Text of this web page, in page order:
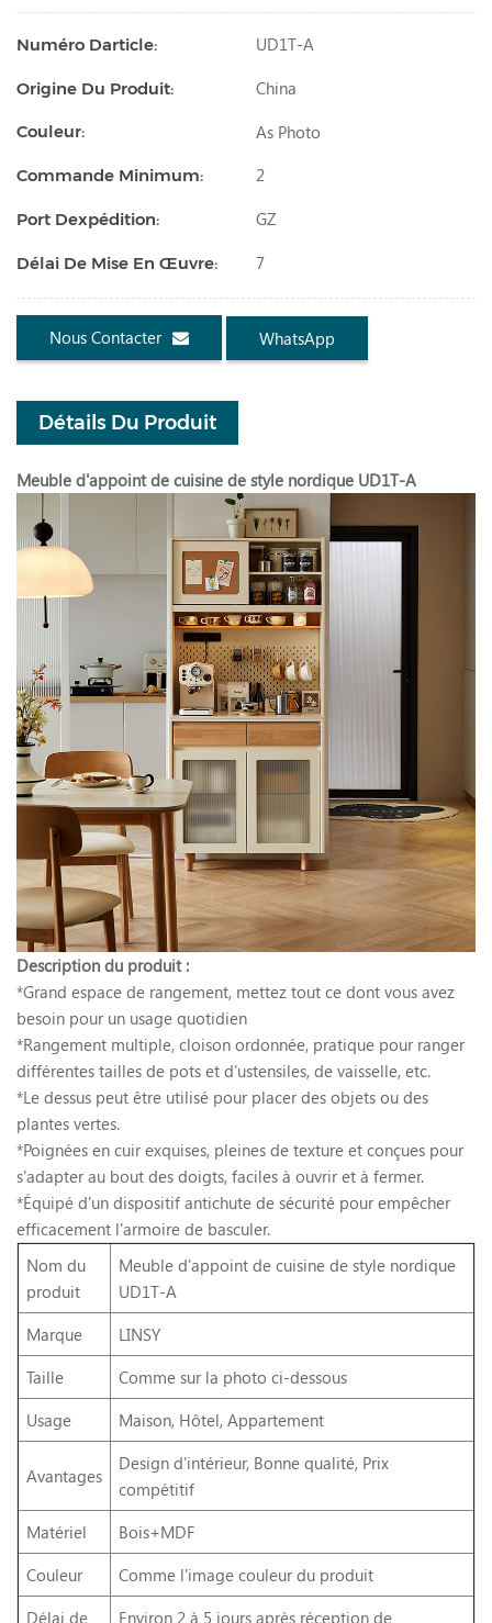
Numéro Darticle: UD1T-A
Origine Du Produit: China
Couleur: As Photo
Commande Minimum: 2
Port Dexpédition: GZ
Délai De Mise En Œuvre: 7
Nous Contacter WhatsApp
Détails Du Produit
Meuble d'appoint de cuisine de style nordique UD1T-A
Description du produit :
*Grand espace de rangement, mettez tout ce dont vous avez
besoin pour un usage quotidien
*Rangement multiple, cloison ordonnée, pratique pour ranger
différentes tailles de pots et d'ustensiles, de vaisselle, etc.
*Le dessus peut être utilisé pour placer des objets ou des
plantes vertes.
*Poignées en cuir exquises, pleines de texture et conçues pour
s'adapter au bout des doigts, faciles à ouvrir et à fermer.
*Équipé d'un dispositif antichute de sécurité pour empêcher
efficacement l'armoire de basculer.
Nom du
produit
Meuble d'appoint de cuisine de style nordique
UD1T-A
Marque
LINSY
Taille
Comme sur la photo ci-dessous
Usage
Maison, Hôtel, Appartement
Avantages
Design d'intérieur, Bonne qualité, Prix
compétitif
Matériel
Bois+MDF
Couleur
Comme l'image couleur du produit
Délai de
Environ 2 à 5 jours après réception de